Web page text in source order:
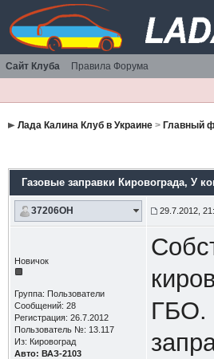
Сайт Клуба Правила Форума
Лада Калина Клуб в Украине> Главный
Газовые заправки Кировограда, У
37206OH 29.7.2012,
Новичок
Группа: Пользователи
Сообщений: 28
Регистрация: 26.7.2012
Пользователь №: 13.117
Из: Кировоград
Авто: ВАЗ-2103
ГБО.